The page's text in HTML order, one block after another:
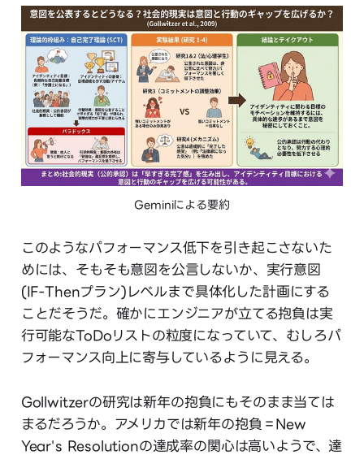
Geminiによる要約
このようなパフォーマンス低下を引き起こさないた
めには、そもそも意図を公言しないか、実行意図
(IF-Thenプラン)レベルまで具体化した計画にする
ことだそうだ。確かにエンジニアが立てる抱負は実
行可能なToDoリストの粒度になっていて、むしろパ
フォーマンス向上に寄与しているように見える。
Gollwitzerの研究は新年の抱負にもそのまま当ては
まるだろうか。アメリカでは新年の抱負＝New
Year's Resolutionの達成率の関心は高いようで、達